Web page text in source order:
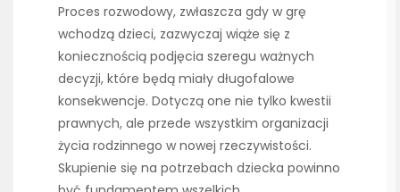
Proces rozwodowy, zwłaszcza gdy w grę
wchodzą dzieci, zazwyczaj wiąże się z
koniecznością podjęcia szeregu ważnych
decyzji, które będą miały długofalowe
konsekwencje. Dotyczą one nie tylko kwestii
prawnych, ale przede wszystkim organizacji
życia rodzinnego w nowej rzeczywistości.
Skupienie się na potrzebach dziecka powinno